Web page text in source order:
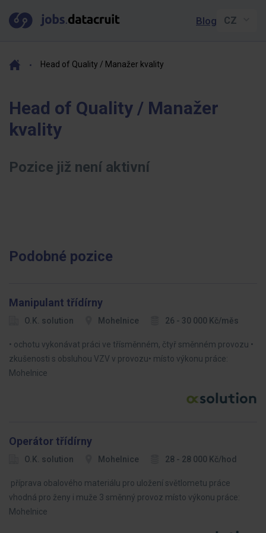
Blog
Head of Quality / Manažer kvality
Head of Quality / Manažer
kvality
Pozice již není aktivní
Podobné pozice
Manipulant třídírny
O.K. solution Mohelnice 26 - 30 000 Kč/měs
• ochotu vykonávat práci ve třísměnném, čtyř směnném provozu •
zkušenosti s obsluhou VZV v provozu• místo výkonu práce:
Mohelnice
Operátor třídírny
O.K. solution Mohelnice 28 - 28 000 Kč/hod
příprava obalového materiálu pro uložení světlometu práce
vhodná pro ženy i muže 3 směnný provoz místo výkonu práce:
Mohelnice